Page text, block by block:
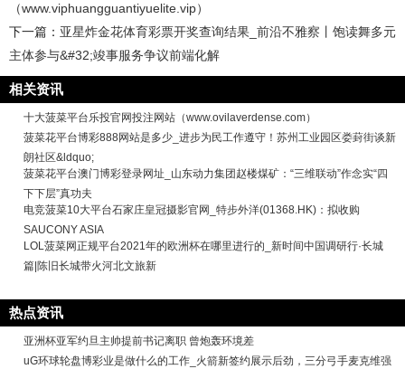
（www.viphuangguantiyuelite.vip）
下一篇： 亚星炸金花体育彩票开奖查询结果_前沿不雅察丨饱读舞多元
主体参与&#32;竣事服务争议前端化解
相关资讯
十大菠菜平台乐投官网投注网站（www.ovilaverdense.com）
菠菜花平台博彩888网站是多少_进步为民工作遵守！苏州工业园区娄葑街谈新
朗社区&ldquo;
菠菜花平台澳门博彩登录网址_山东动力集团赵楼煤矿：“三维联动”作念实“四
下下层”真功夫
电竞菠菜10大平台石家庄皇冠摄影官网_特步外洋(01368.HK)：拟收购
SAUCONY ASIA
LOL菠菜网正规平台2021年的欧洲杯在哪里进行的_新时间中国调研行·长城
篇|陈旧长城带火河北文旅新
热点资讯
亚洲杯亚军约旦主帅提前书记离职 曾炮轰环境差
uG环球轮盘博彩业是做什么的工作_火箭新签约展示后劲，三分弓手麦克维强